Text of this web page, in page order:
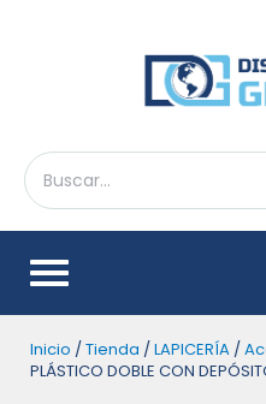
Inicio /Tienda /LAPICERÍA /
PLÁSTICO DOBLE CON